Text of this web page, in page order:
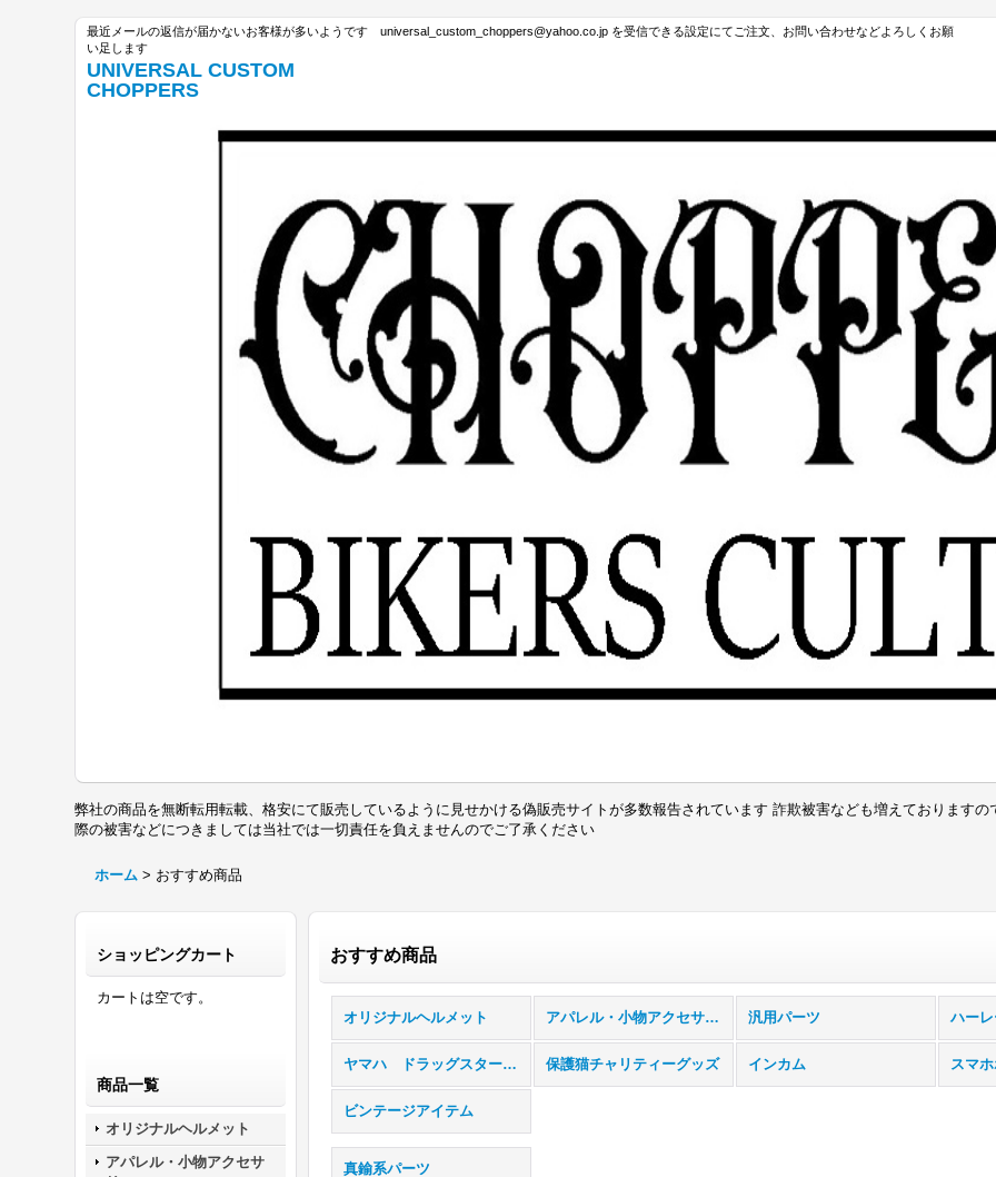
最近メールの返信が届かないお客様が多いようです universal_custom_choppers@yahoo.co.jp を受信できる設定にてご注文、お問い合わせなどよろしくお願
い足します
UNIVERSAL CUSTOM
CHOPPERS
弊社の商品を無断転用転載、格安にて販売しているように見せかける偽販売サイトが多数報告されています 詐欺被害なども増えております
際の被害などにつきましては当社では一切責任を負えませんのでご了承ください
ホーム > おすすめ商品
ショッピングカート
カートは空です。
商品一覧
オリジナルヘルメット
アパレル・小物アクセサ
おすすめ商品
オリジナルヘルメット アパレル・小物アクセサリー 汎用パーツ ハー
ヤマハ ドラッグスター400/1100用 保護猫チャリティーグッズ インカム スマ
ビンテージアイテム
真鍮系パーツ